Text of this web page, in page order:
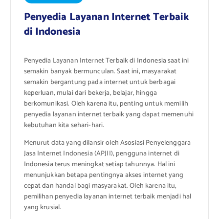
Penyedia Layanan Internet Terbaik
di Indonesia
Penyedia Layanan Internet Terbaik di Indonesia saat ini
semakin banyak bermunculan. Saat ini, masyarakat
semakin bergantung pada internet untuk berbagai
keperluan, mulai dari bekerja, belajar, hingga
berkomunikasi. Oleh karena itu, penting untuk memilih
penyedia layanan internet terbaik yang dapat memenuhi
kebutuhan kita sehari-hari.
Menurut data yang dilansir oleh Asosiasi Penyelenggara
Jasa Internet Indonesia (APJII), pengguna internet di
Indonesia terus meningkat setiap tahunnya. Hal ini
menunjukkan betapa pentingnya akses internet yang
cepat dan handal bagi masyarakat. Oleh karena itu,
pemilihan penyedia layanan internet terbaik menjadi hal
yang krusial.